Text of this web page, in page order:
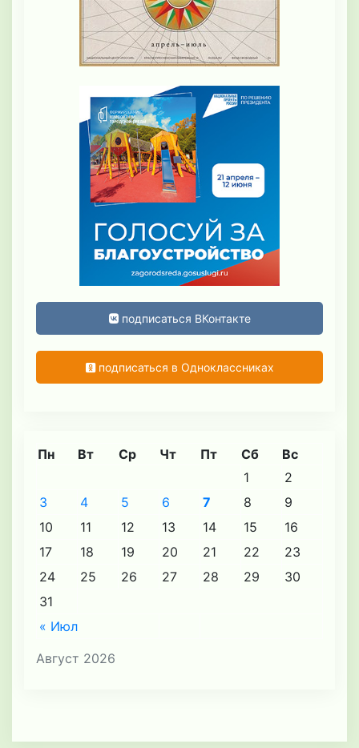
подписаться ВКонтакте
подписаться в Одноклассниках
Август 2026
Пн Вт Ср Чт Пт Сб Вс
« Июл
1
2
3
4 5 6 7 8
9
10
11 12 13 14 15
16
17
18 19 20 21 22
23
24
25 26 27 28 29
30
31